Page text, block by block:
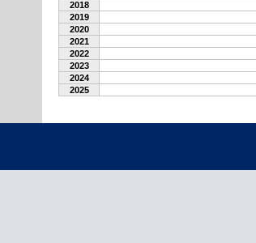
2018
2019
2020
2021
2022
2023
2024
2025